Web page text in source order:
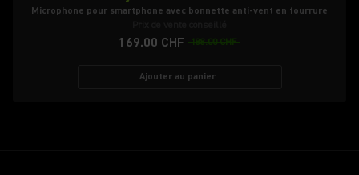
Microphone pour smartphone avec bonnette anti-vent en fourrure
169.00 CHF 188.00 CHF
Ajouter au panier